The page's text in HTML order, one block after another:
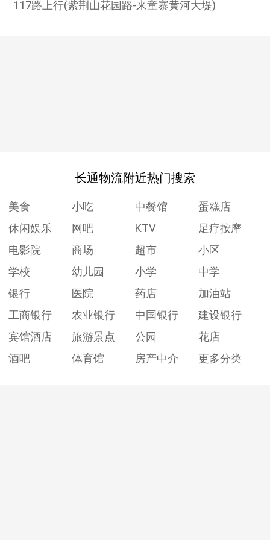
117路上行(紫荆山花园路-来童寨黄河大堤)
长通物流附近热门搜索
美食 小吃 中餐馆
蛋糕店
休闲娱乐
网吧 KTV
足疗按摩
电影院
商场 超市
小区
学校
幼儿园 小学
中学
银行
医院 药店
加油站
工商银行
农业银行 中国银行
建设银行
宾馆酒店
旅游景点 公园
花店
酒吧
体育馆 房产中介 更多分类